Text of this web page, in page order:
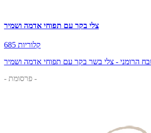
צלי בקר עם תפוחי אדמה ושמיר
685 קלוריות
הרומני - צלי בשר בקר עם תפוחי אדמה ושמיר
- פרסומת -